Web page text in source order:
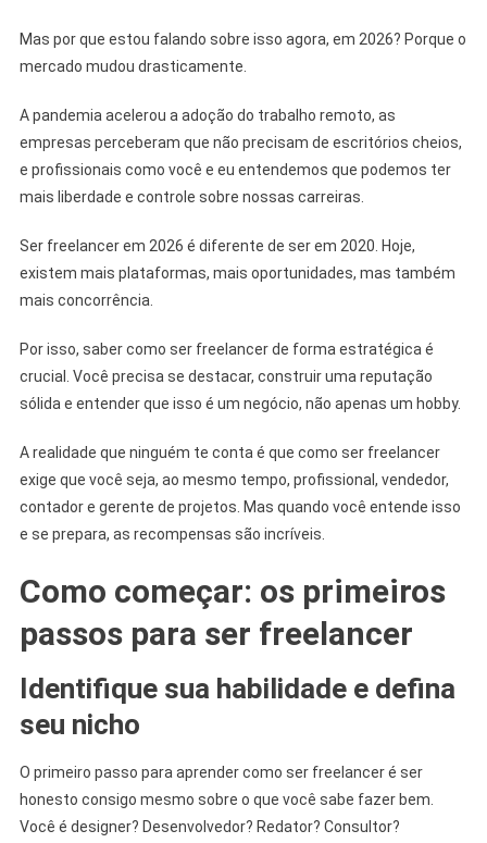
Mas por que estou falando sobre isso agora, em 2026? Porque o
mercado mudou drasticamente.
A pandemia acelerou a adoção do trabalho remoto, as
empresas perceberam que não precisam de escritórios cheios,
e profissionais como você e eu entendemos que podemos ter
mais liberdade e controle sobre nossas carreiras.
Ser freelancer em 2026 é diferente de ser em 2020. Hoje,
existem mais plataformas, mais oportunidades, mas também
mais concorrência.
Por isso, saber como ser freelancer de forma estratégica é
crucial. Você precisa se destacar, construir uma reputação
sólida e entender que isso é um negócio, não apenas um hobby.
A realidade que ninguém te conta é que como ser freelancer
exige que você seja, ao mesmo tempo, profissional, vendedor,
contador e gerente de projetos. Mas quando você entende isso
e se prepara, as recompensas são incríveis.
Como começar: os primeiros
passos para ser freelancer
Identifique sua habilidade e defina
seu nicho
O primeiro passo para aprender como ser freelancer é ser
honesto consigo mesmo sobre o que você sabe fazer bem.
Você é designer? Desenvolvedor? Redator? Consultor?